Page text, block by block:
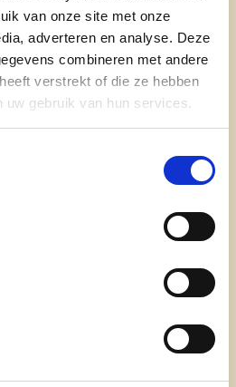
van onze site met onze
adverteren en analyse. Deze
combineren met andere
verstrekt of die ze hebben
uw gebruik van hun services.
op 9 juni?
zowel voor de
onze landbouwers
voor wie die nodig heeft
woorden?